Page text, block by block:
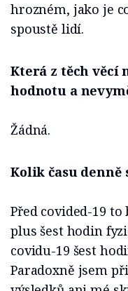
hrozném, jako je
spoustě lidí.
Která z těch věcí
hodnotu a
Žádná.
Kolik času
Před covided-19
plus šest hodin
covidu-19 šest
Paradoxně jsem